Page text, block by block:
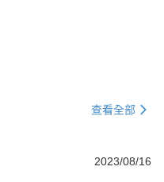
查看全部
2023/08/16